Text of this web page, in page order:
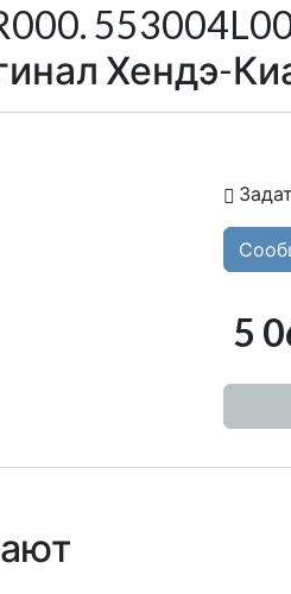
Хендэ-
5